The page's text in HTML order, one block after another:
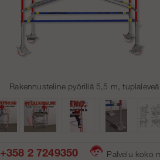
Rakennusteline pyörillä 5,5 m, tuplaleveä
+358 2 7249350
Palvelu koko